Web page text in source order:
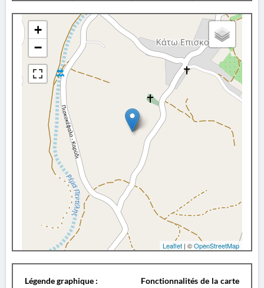
+
−
Leaflet | ©OpenStreetMap
Légende graphique :
Fonctionnalités de la carte